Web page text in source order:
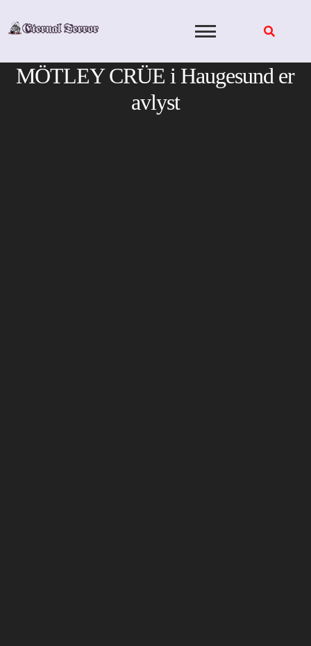
MÖTLEY CRÜE i Haugesund er
avlyst